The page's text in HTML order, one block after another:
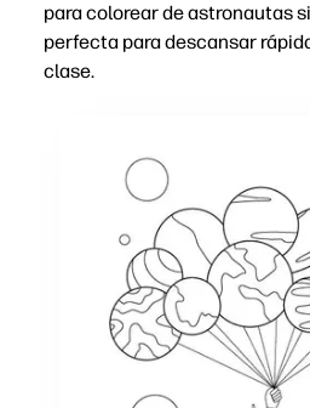
para colorear de astronautas
perfecta para descansar
clase.
Los contornos en negrita
El tema espacial
Concentración sin